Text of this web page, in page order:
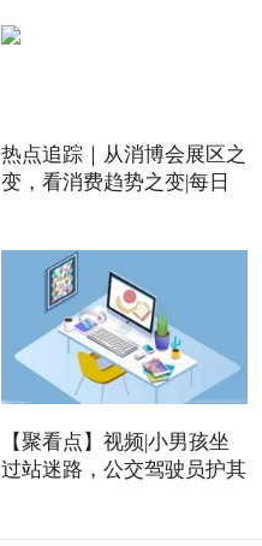
热点追踪｜从消博会展区之
变，看消费趋势之变|每日
【聚看点】视频|小男孩坐
过站迷路，公交驾驶员护其